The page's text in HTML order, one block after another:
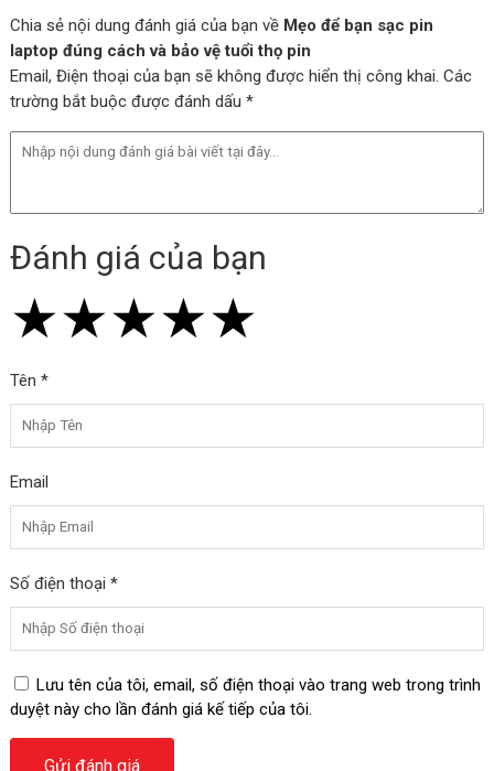
Chia sẻ nội dung đánh giá của bạn về Mẹo để bạn sạc pin
laptop đúng cách và bảo vệ tuổi thọ pin
Email, Điện thoại của bạn sẽ không được hiển thị công khai. Các
trường bắt buộc được đánh dấu *
Đánh giá của bạn
★
★★
★★★
★★★★
★★★★★
Tên *
Email
Số điện thoại *
Lưu tên của tôi, email, số điện thoại vào trang web trong trình
duyệt này cho lần đánh giá kế tiếp của tôi.